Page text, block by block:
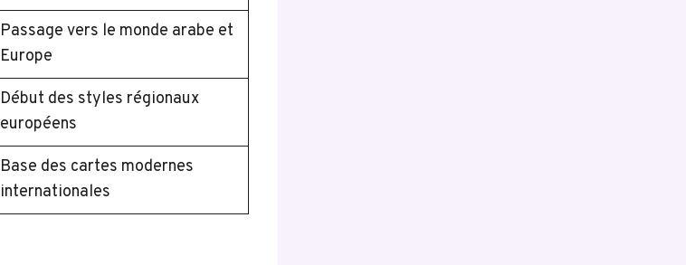
Passage vers le monde arabe et
Europe
Début des styles régionaux
européens
Base des cartes modernes
internationales